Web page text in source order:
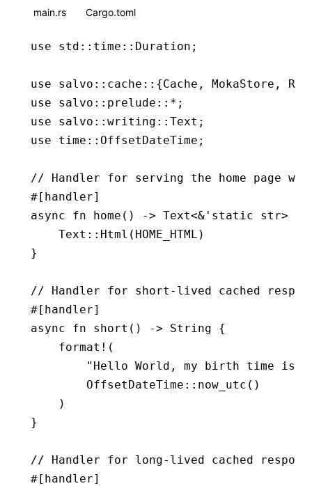
main.rs Cargo.toml
use std :: time :: Duration ;
use salvo :: cache :: {Cache , MokaStore ,
use salvo :: prelude ::* ;
use salvo :: writing :: Text ;
use time :: OffsetDateTime ;
// Handler for serving the home page
#[handler]
async fn home () -> Text<& ' static str> {
    Text
:: Html (HOME_HTML)
}
// Handler for short-lived cached
#[handler]
async fn short () -> String {
    format!
(
"Hello World, my birth time is
        OffsetDateTime
:: now_utc ()
    )
}
// Handler for long-lived cached
#[handler]